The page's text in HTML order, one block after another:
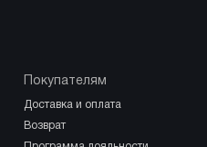
Покупателям
доставка и оплата
возврат